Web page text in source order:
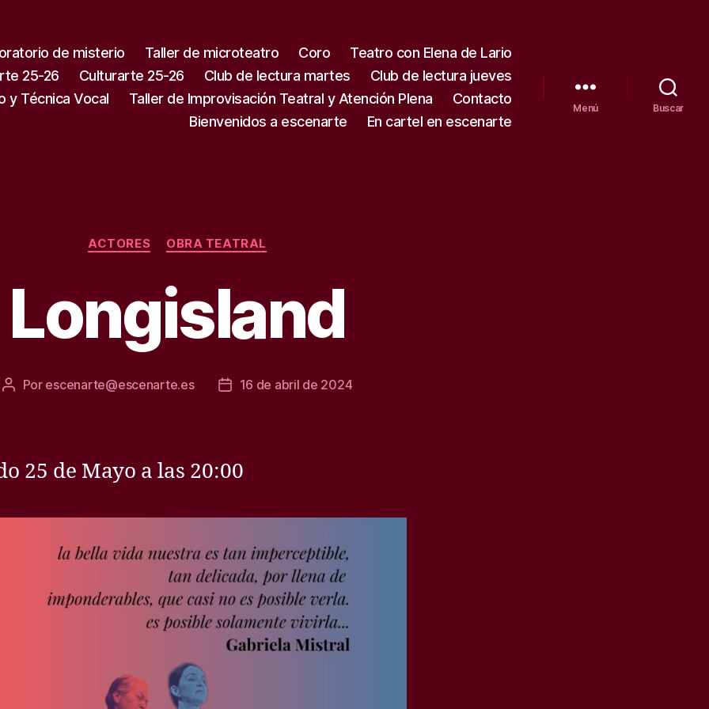
de misterio Taller de microteatro Coro
Teatro con Elena de Lario
25-26
Culturarte 25-26 Club de lectura martes
Club de lectura jueves
y Técnica Vocal
Taller de Improvisación Teatral y Atención Plena
Contacto
Bienvenidos a escenarte
En cartel en escenarte
Menú Buscar
Categorías
ACTORES OBRA TEATRAL
Longisland
Autor
Por escenarte@escenarte.es
Fecha16 de abril de 2024
25 de Mayo a las 20:00